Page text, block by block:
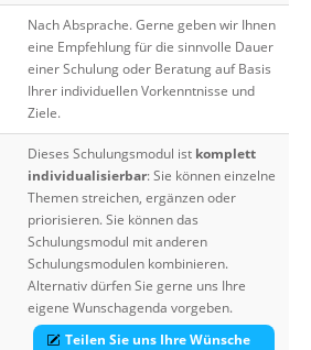
Nach Absprache. Gerne geben wir Ihnen
eine Empfehlung für die sinnvolle Dauer
einer Schulung oder Beratung auf Basis
Ihrer individuellen Vorkenntnisse und
Ziele.
Dieses Schulungsmodul ist komplett
individualisierbar: Sie können einzelne
Themen streichen, ergänzen oder
priorisieren. Sie können das
Schulungsmodul mit anderen
Schulungsmodulen kombinieren.
Alternativ dürfen Sie gerne uns Ihre
eigene Wunschagenda vorgeben.
Teilen Sie uns Ihre Wünsche